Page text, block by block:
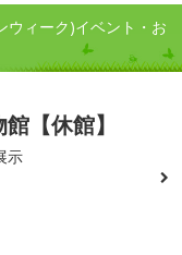
ウィーク)イベント・お
【休館】
示